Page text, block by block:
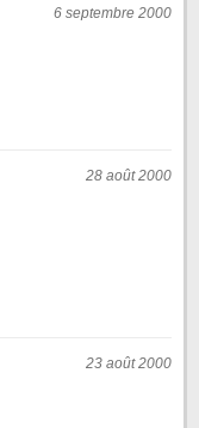
6 septembre 2000
28 août 2000
23 août 2000